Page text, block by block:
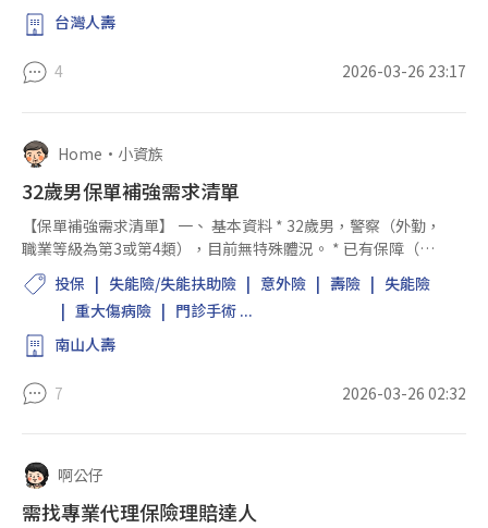
台灣人壽
4 2026-03-26 23:17
Home • 小資族
32歲男保單補強需求清單
【保單補強需求清單】 一、 基本資料 * 32歲男，警察（外勤，
職業等級為第3或第4類），目前無特殊體況。 * 已有保障（不
需再規劃）：壽險與意外險防護已達天花板（含警政署團保350
萬意外失能+5萬意外實支）。請絕對...
投保 失能險/失能扶助險 意外險 壽險
失能險
重大傷病險
門診手術 ...
南山人壽
7 2026-03-26 02:32
啊公仔
需找專業代理保險理賠達人